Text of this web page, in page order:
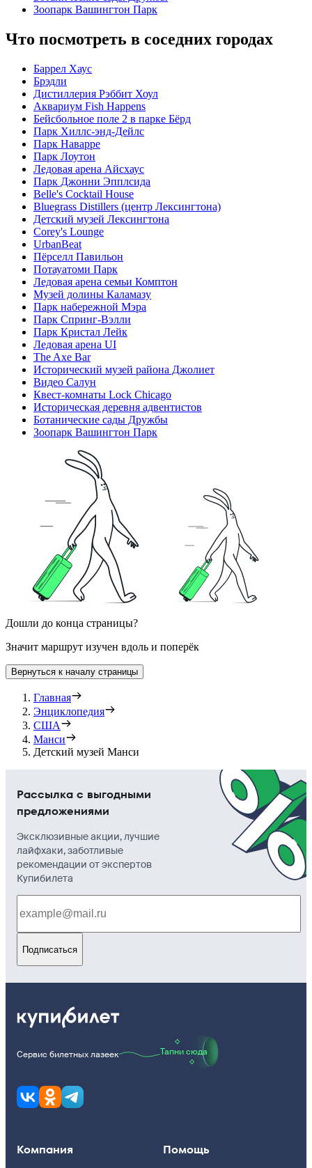
Зоопарк Вашингтон Парк
Что посмотреть в соседних городах
Баррел Хаус
Брэдли
Дистиллерия Рэббит Хоул
Аквариум Fish Happens
Бейсбольное поле 2 в парке Бёрд
Парк Хиллс-энд-Дейлс
Парк Наварре
Парк Лоутон
Ледовая арена Айсхаус
Парк Джонни Эпплсида
Belle's Cocktail House
Bluegrass Distillers (центр Лексингтона)
Детский музей Лексингтона
Corey's Lounge
UrbanBeat
Пёрселл Павильон
Потауатоми Парк
Ледовая арена семьи Комптон
Музей долины Каламазу
Парк набережной Мэра
Парк Спринг-Вэлли
Парк Кристал Лейк
Ледовая арена UI
The Axe Bar
Исторический музей района Джолиет
Видео Салун
Квест-комнаты Lock Chicago
Историческая деревня адвентистов
Ботанические сады Дружбы
Зоопарк Вашингтон Парк
Дошли до конца страницы?
Значит маршрут изучен вдоль и поперёк
Вернуться к началу страницы
Главная
Энциклопедия
США
Манси
Детский музей Манси
Рассылка с выгодными
предложениями
Эксклюзивные акции, лучшие
лайфхаки, заботливые
рекомендации от экспертов
Купибилета
Подписаться
Сервис билетных лазеек Тапни сюда
Компания Помощь